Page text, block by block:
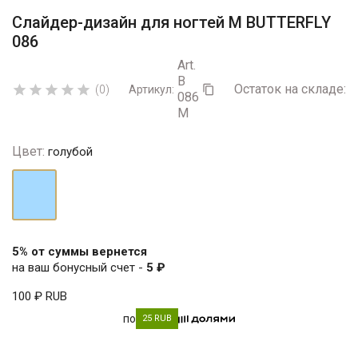
Слайдер-дизайн для ногтей М BUTTERFLY
086
     (0) Артикул:
Art.
B
086
M
 Остаток на складе:
Цвет: голубой
5% от суммы вернется
на ваш бонусный счет - 5 ₽
100 ₽ RUB
по 25 RUB